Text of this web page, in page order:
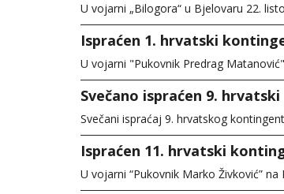
U vojarni „Bilogora“ u Bjelovaru 22.
Ispraćen 1. hrvatski
U vojarni "Pukovnik Predrag
Svečano ispraćen 9.
Svečani ispraćaj 9. hrvatskog
Ispraćen 11. hrvatski
U vojarni “Pukovnik Marko Živković”